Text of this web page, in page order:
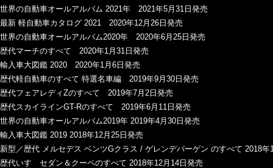
世界の自動車オールアルバム 2021年 2021年5月31日発売
最新 軽自動車カタログ 2021 2020年12月26日発売
世界の自動車オールアルバム2020年 2020年6月25日発売
歴代マーチのすべて 2020年1月31日発売
輸入車大図鑑 2020 2020年1月6日発売
歴代軽自動車のすべて 特選名車編 2019年9月30日発売
歴代フェアレディZのすべて 2019年7月2日発売
歴代スカイラインGT-Rのすべて 2019年6月11日発売
世界の自動車オールアルバム2019年 2019年4月30日発売
輸入車大図鑑 2019 2018年12月25日発売
新型／歴代 メルセデス ベンツGクラス / ゲレンデバーゲン のすべて 2018年
歴代いすゞセダン＆クーペのすべて 2018年12月14日発売